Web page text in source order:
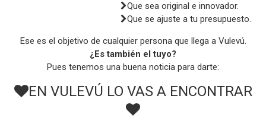
Que sea original e innovador.
Que se ajuste a tu presupuesto.
Ese es el objetivo de cualquier persona que llega a Vulevú.
¿Es también el tuyo?
Pues tenemos una buena noticia para darte:
EN VULEVÚ LO VAS A ENCONTRAR
